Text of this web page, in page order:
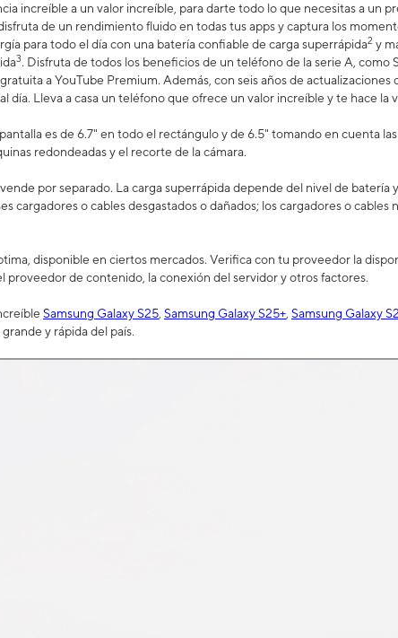
increíble a un valor increíble, para darte todo lo que necesitas a un
disfruta de un rendimiento fluido en todas tus apps y captura los
para todo el día con una batería confiable de carga superrápida2 y
3. Disfruta de todos los beneficios de un teléfono de la serie A, como
a YouTube Premium. Además, con seis años de
día. Lleva a casa un teléfono que ofrece un valor increíble y te hace la
es de 6.7" en todo el rectángulo y de 6.5" tomando en cuenta
redondeadas y el recorte de la cámara.
por separado. La carga superrápida depende del nivel de batería
cargadores o cables desgastados o dañados; los cargadores o
disponible en ciertos mercados. Verifica con tu proveedor la
proveedor de contenido, la conexión del servidor y otros factores.
Samsung Galaxy S25 Samsung Galaxy S25+ Samsung Galaxy
y rápida del país.